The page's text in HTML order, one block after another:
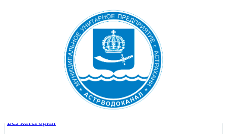
Без категории